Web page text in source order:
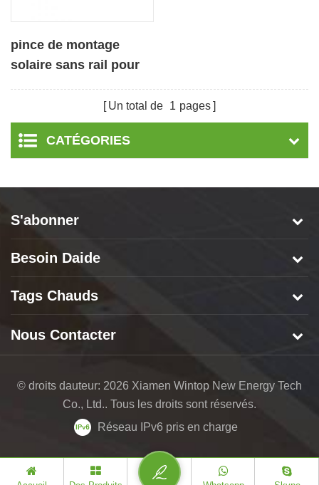
pince de montage
solaire sans rail pour
Un total de 1 pages
CATÉGORIES
S'abonner
Besoin Daide
Tags Chauds
Nous Contacter
© droits dauteur: 2026 Xiamen Wintop New Energy Tech
Co., Ltd.. Tous les droits sont réservés.
Réseau IPv6 pris en charge